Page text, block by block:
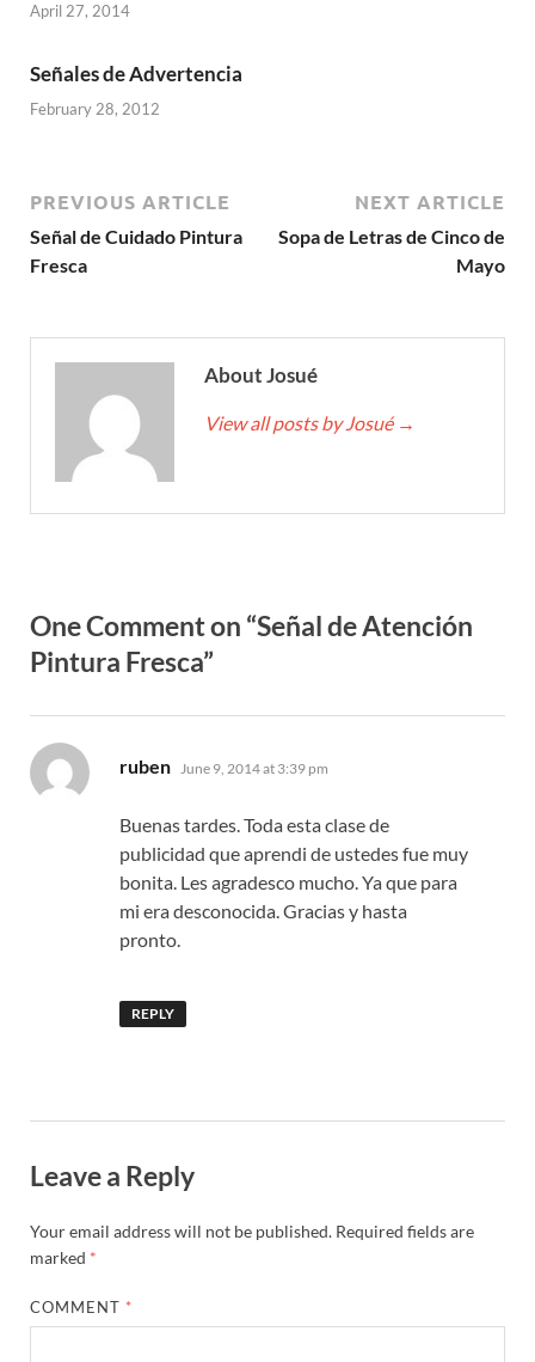
April 27, 2014
Señales de Advertencia
February 28, 2012
PREVIOUS ARTICLE
Señal de Cuidado Pintura
Fresca
NEXT ARTICLE
Sopa de Letras de Cinco de
Mayo
About Josué
View all posts by Josué →
One Comment on “Señal de Atención
Pintura Fresca”
ruben says:
June 9, 2014 at 3:39 pm
Buenas tardes. Toda esta clase de
publicidad que aprendi de ustedes fue muy
bonita. Les agradesco mucho. Ya que para
mi era desconocida. Gracias y hasta
pronto.
REPLY
Leave a Reply
Your email address will not be published. Required fields are
marked *
COMMENT *